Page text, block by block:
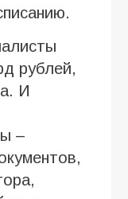
рублей,
И
–